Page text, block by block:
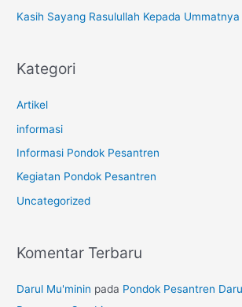
Kasih Sayang Rasulullah Kepada Ummatnya
Kategori
Artikel
informasi
Informasi Pondok Pesantren
Kegiatan Pondok Pesantren
Uncategorized
Komentar Terbaru
Darul Mu'minin pada Pondok Pesantren